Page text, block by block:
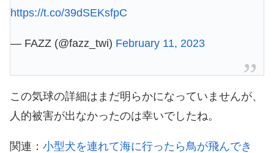
https://t.co/39dSEKsfpC
— FAZZ (@fazz_twi) February 11, 2023
この気球の詳細はまだ明らかになっていませんが、
人的被害が出なかったのは幸いでしたね。
関連： 小型犬を連れて海に行ったら鳥が飛んでき